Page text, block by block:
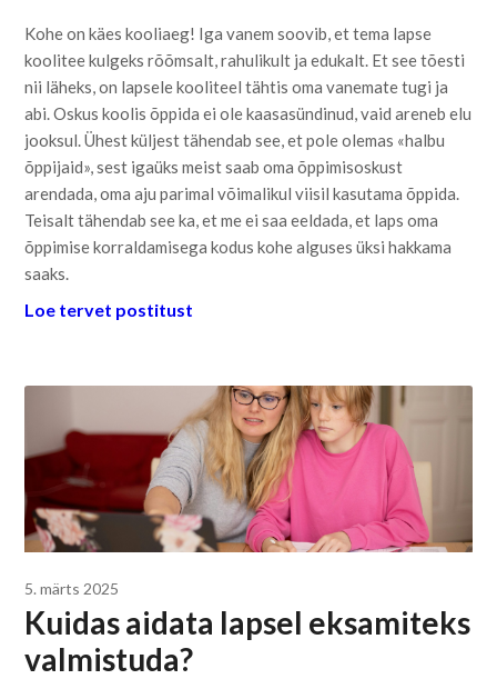
Kohe on käes kooliaeg! Iga vanem soovib, et tema lapse
koolitee kulgeks rõõmsalt, rahulikult ja edukalt. Et see tõesti
nii läheks, on lapsele kooliteel tähtis oma vanemate tugi ja
abi. Oskus koolis õppida ei ole kaasasündinud, vaid areneb elu
jooksul. Ühest küljest tähendab see, et pole olemas «halbu
õppijaid», sest igaüks meist saab oma õppimisoskust
arendada, oma aju parimal võimalikul viisil kasutama õppida.
Teisalt tähendab see ka, et me ei saa eeldada, et laps oma
õppimise korraldamisega kodus kohe alguses üksi hakkama
saaks.
Loe tervet postitust
5. märts 2025
Kuidas aidata lapsel eksamiteks
valmistuda?